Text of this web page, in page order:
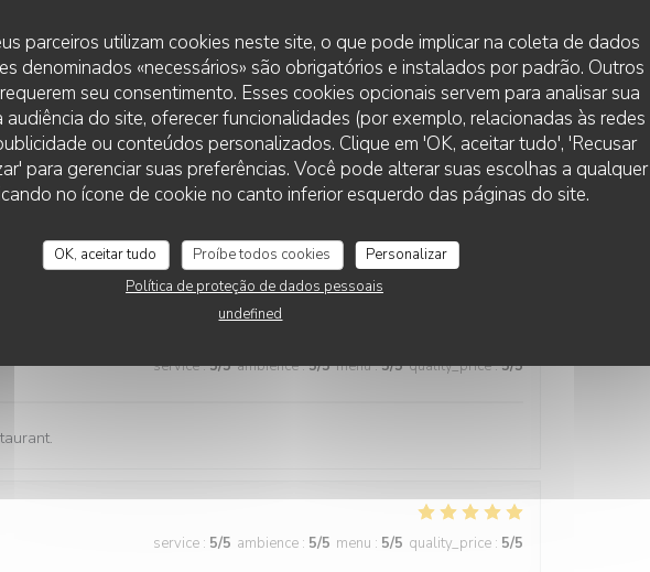
parceiros utilizam cookies neste site, o que pode implicar na coleta de dados
denominados «necessários» são obrigatórios e instalados por padrão. Outros
seu consentimento. Esses cookies opcionais servem para analisar sua
audiência do site, oferecer funcionalidades (por exemplo, relacionadas às redes
ou conteúdos personalizados. Clique em 'OK, aceitar tudo', 'Recusar
para gerenciar suas preferências. Você pode alterar suas escolhas a qualquer
no ícone de cookie no canto inferior esquerdo das páginas do site.
OK, aceitar tudo Proíbe todos cookies
Personalizar
Política de proteção de dados pessoais
undefined
excellents, nous recommandons ce lieu qui ravie les papilles
service: 5 /5 ambience :5/5 menu: 5 /5 quality_price:5/5
est toujours parfait. Le service est irréprochable, l’équipe est
plus. Merci de nous offrir une telle qualité, c’est toujours un plaisir de
service:5/5 ambience:5/5 menu:5/5 quality_price:5/5
service : 5/5 ambience : 5/5 menu : 5/5 quality_price : 5/5
RESTAURANT LE BEC FIN